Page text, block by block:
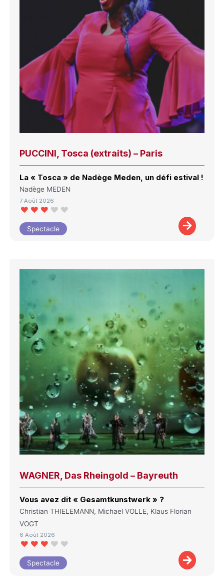
PUCCINI, Tosca (extraits) – Paris
La « Tosca » de Nadège Meden, un défi estival !
Nadège MEDEN
7 Août 2026
Spectacle
WAGNER, Das Rheingold – Bayreuth
Vous avez dit « Gesamtkunstwerk » ?
Christian THIELEMANN, Michael VOLLE, Klaus Florian
VOGT
6 Août 2026
Spectacle